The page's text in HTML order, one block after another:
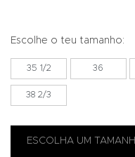
Escolhe o teu tamanho:
35 1/2 36
38 2/3